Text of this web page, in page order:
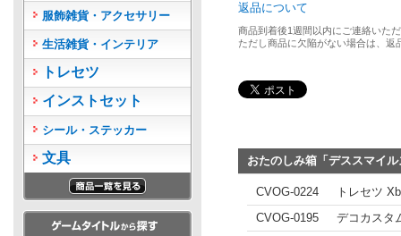
服飾雑貨・アクセサリー
生活雑貨・インテリア
トレセツ
インストセット
シール・ステッカー
文具
返品について
商品到着後1週間以内にご連絡いた
ただし商品に欠陥がない場合は、
おたのしみ箱「デススマイ
CVOG-0224
トレセツ
CVOG-0195
デコカスタ